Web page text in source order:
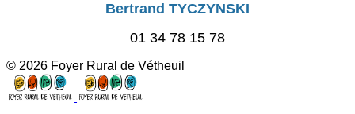
Bertrand TYCZYNSKI
01 34 78 15 78
© 2026 Foyer Rural de Vétheuil